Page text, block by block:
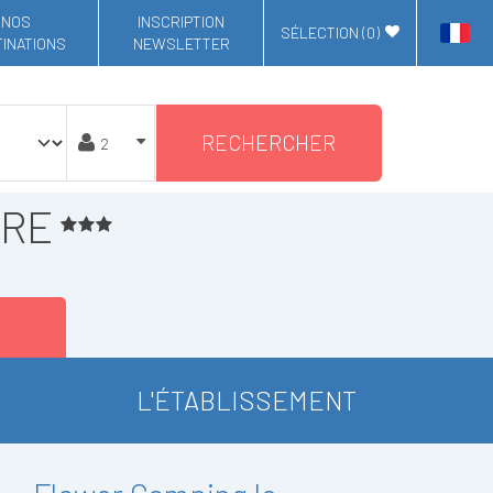
NOS
INSCRIPTION
NEWSLETTER
SÉLECTION (0)
RECHERCHER
L'ÉTABLISSEMENT